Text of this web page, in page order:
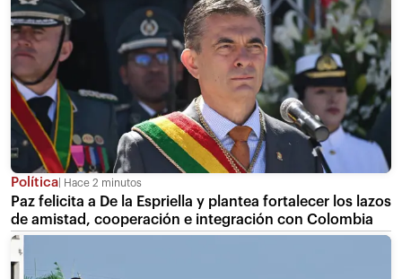
Política Hace 2 minutos
Paz felicita a De la Espriella y plantea fortalecer los lazos
de amistad, cooperación e integración con Colombia